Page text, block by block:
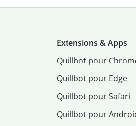
Extensions & Apps
Quillbot pour
Quillbot pour Edge
Quillbot pour Safari
Quillbot pour